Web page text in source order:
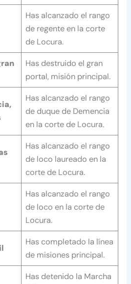
Has alcanzado el rango
de regente en la corte
de Locura.
Has destruido el gran
portal, misión principal.
Has alcanzado el rango
de duque de Demencia
en la corte de Locura.
Has alcanzado el rango
de loco laureado en la
corte de Locura.
Has alcanzado el rango
de loco en la corte de
Locura.
Has completado la línea
de misiones principal.
Has detenido la Marcha